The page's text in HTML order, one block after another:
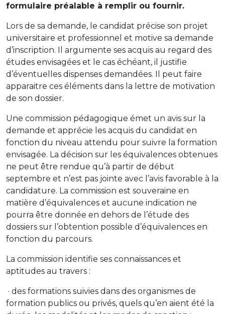
formulaire préalable à remplir ou fournir.
Lors de sa demande, le candidat précise son projet
universitaire et professionnel et motive sa demande
d’inscription. Il argumente ses acquis au regard des
études envisagées et le cas échéant, il justifie
d’éventuelles dispenses demandées. Il peut faire
apparaitre ces éléments dans la lettre de motivation
de son dossier.
Une commission pédagogique émet un avis sur la
demande et apprécie les acquis du candidat en
fonction du niveau attendu pour suivre la formation
envisagée. La décision sur les équivalences obtenues
ne peut être rendue qu’à partir de début
septembre et n’est pas jointe avec l’avis favorable à la
candidature. La commission est souveraine en
matière d’équivalences et aucune indication ne
pourra être donnée en dehors de l’étude des
dossiers sur l’obtention possible d’équivalences en
fonction du parcours.
La commission identifie ses connaissances et
aptitudes au travers :
· des formations suivies dans des organismes de
formation publics ou privés, quels qu’en aient été la